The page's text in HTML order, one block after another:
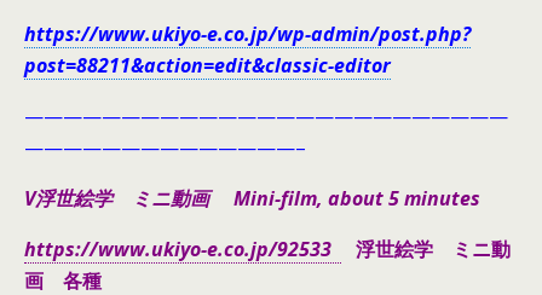
https://www.ukiyo-e.co.jp/wp-admin/post.php?
post=88211&action=edit&classic-editor
—————————————————————————
——————————————–
V浮世絵学 ミニ動画 Mini-film, about 5 minutes
https://www.ukiyo-e.co.jp/92533
浮世絵学 ミニ動
画 各種